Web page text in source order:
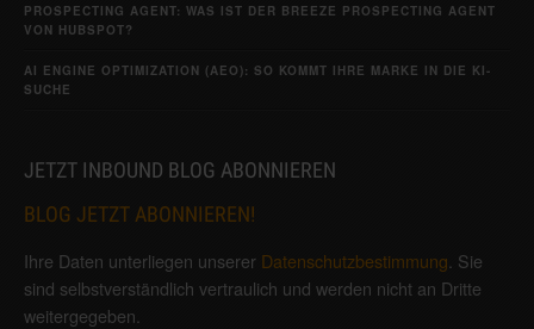
PROSPECTING AGENT: WAS IST DER BREEZE PROSPECTING AGENT
VON HUBSPOT?
AI ENGINE OPTIMIZATION (AEO): SO KOMMT IHRE MARKE IN DIE KI-
SUCHE
JETZT INBOUND BLOG ABONNIEREN
BLOG JETZT ABONNIEREN!
Ihre Daten unterliegen unserer Datenschutzbestimmung . Sie
sind selbstverständlich vertraulich und werden nicht an Dritte
weitergegeben.